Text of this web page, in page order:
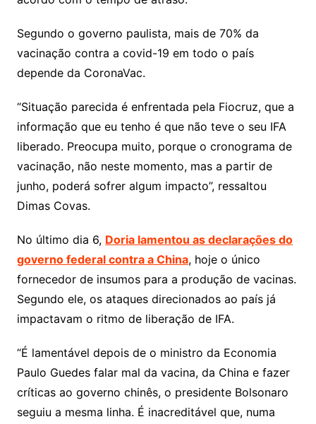
Segundo o governo paulista, mais de 70% da
vacinação contra a covid-19 em todo o país
depende da CoronaVac.
“Situação parecida é enfrentada pela Fiocruz, que a
informação que eu tenho é que não teve o seu IFA
liberado. Preocupa muito, porque o cronograma de
vacinação, não neste momento, mas a partir de
junho, poderá sofrer algum impacto”, ressaltou
Dimas Covas.
No último dia 6, Doria lamentou as declarações do
governo federal contra a China, hoje o único
fornecedor de insumos para a produção de vacinas.
Segundo ele, os ataques direcionados ao país já
impactavam o ritmo de liberação de IFA.
“É lamentável depois de o ministro da Economia
Paulo Guedes falar mal da vacina, da China e fazer
críticas ao governo chinês, o presidente Bolsonaro
seguiu a mesma linha. É inacreditável que, numa